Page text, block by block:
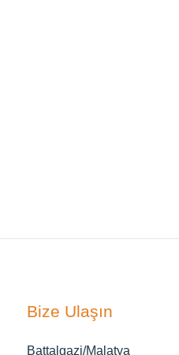
Bize Ulaşın
Battalgazi/Malatya